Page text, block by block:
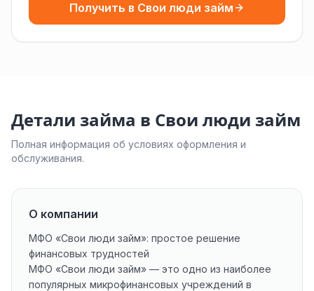
Получить в Свои люди займ
Детали займа в Свои люди займ
Полная информация об условиях оформления и
обслуживания.
О компании
МФО «Свои люди займ»: простое решение
финансовых трудностей
МФО «Свои люди займ» — это одно из наиболее
популярных микрофинансовых учреждений в